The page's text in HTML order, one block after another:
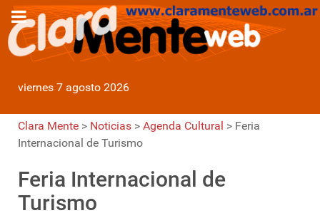
viernes 7 agosto 2026
Clara Mente > Noticias > Agenda Cultural > Feria
Internacional de Turismo
Feria Internacional de
Turismo